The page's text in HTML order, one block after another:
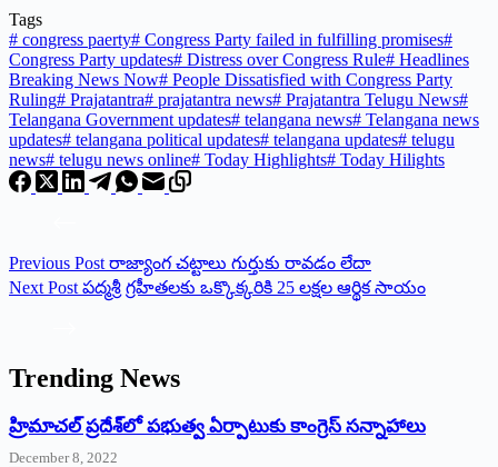
Tags
# congress paerty# Congress Party failed in fulfilling promises#
Congress Party updates# Distress over Congress Rule# Headlines
Breaking News Now# People Dissatisfied with Congress Party
Ruling# Prajatantra# prajatantra news# Prajatantra Telugu News#
Telangana Government updates# telangana news# Telangana news
updates# telangana political updates# telangana updates# telugu
news# telugu news online# Today Highlights# Today Hilights
Previous Post రాజ్యాంగ చట్టాలు గుర్తుకు రావడం లేదా
Next Post పద్మశ్రీ గ్రహీతలకు ఒక్కొక్కరికి 25 లక్షల ఆర్థిక సాయం
Trending News
‌హ్రిమాచల్‌ ‌ప్రదేశ్‌లో పభుత్వ ఏర్పాటుకు కాంగ్రెస్‌ ‌సన్నాహాలు
December 8, 2022